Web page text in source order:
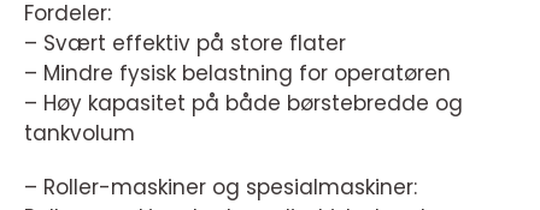
Fordeler:
– Svært effektiv på store flater
– Mindre fysisk belastning for operatøren
– Høy kapasitet på både børstebredde og
tankvolum
– Roller-maskiner og spesialmaskiner: